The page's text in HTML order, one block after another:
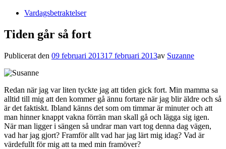
Vardagsbetraktelser
Tiden går så fort
Publicerat den 09 februari 201317 februari 2013av Suzanne
Redan när jag var liten tyckte jag att tiden gick fort. Min mamma sa
alltid till mig att den kommer gå ännu fortare när jag blir äldre och så
är det faktiskt. Ibland känns det som om timmar är minuter och att
man hinner knappt vakna förrän man skall gå och lägga sig igen.
När man ligger i sängen så undrar man vart tog denna dag vägen,
vad har jag gjort? Framför allt vad har jag lärt mig idag? Vad är
värdefullt för mig att ta med min framöver?